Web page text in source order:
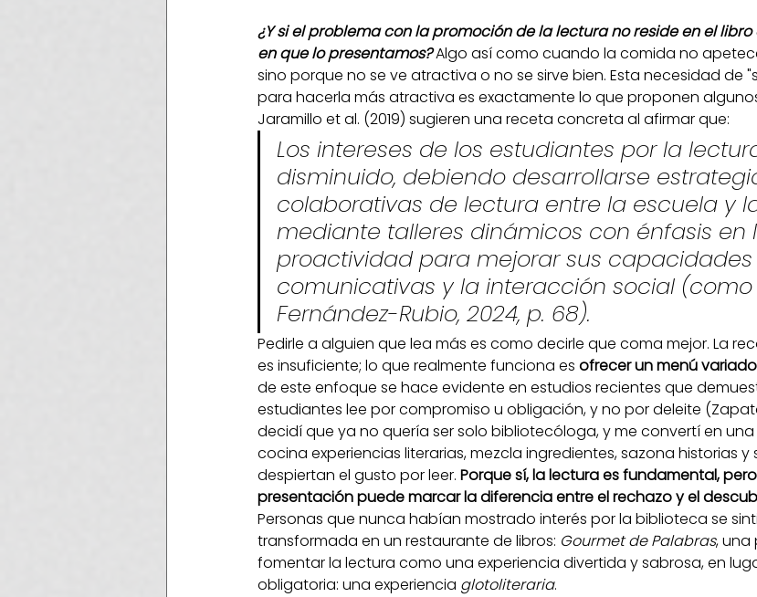
¿Y si el problema con la promoción de la lectura no reside en el libro
en que lo presentamos? Algo así como cuando la comida no
sino porque no se ve atractiva o no se sirve bien. Esta necesidad de
para hacerla más atractiva es exactamente lo que proponen
Jaramillo et al. (2019) sugieren una receta concreta al afirmar que:
Los intereses de los estudiantes por la
disminuido, debiendo desarrollarse
colaborativas de lectura entre la escuela y
mediante talleres dinámicos con énfasis en
proactividad para mejorar sus capacidades
comunicativas y la interacción social
Fernández-Rubio, 2024, p. 68).
Pedirle a alguien que lea más es como decirle que coma mejor. La
es insuficiente; lo que realmente funciona es ofrecer un menú
de este enfoque se hace evidente en estudios recientes que
estudiantes lee por compromiso u obligación, y no por deleite
decidí que ya no quería ser solo bibliotecóloga, y me convertí en una
cocina experiencias literarias, mezcla ingredientes, sazona historias y
despiertan el gusto por leer. Porque sí, la lectura es fundamental,
presentación puede marcar la diferencia entre el rechazo y el
Personas que nunca habían mostrado interés por la biblioteca se
transformada en un restaurante de libros: Gourmet de Palabras, una
fomentar la lectura como una experiencia divertida y sabrosa, en
obligatoria: una experiencia glotoliteraria.